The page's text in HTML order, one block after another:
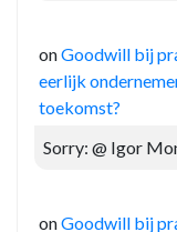
onGoodwill bij
eerlijk
toekomst?
Sorry: @ Igor
onGoodwill bij